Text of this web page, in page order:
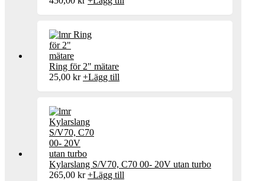
Ring för 2" mätare
25,00 kr +Lägg till
Kylarslang S/V70, C70 00- 20V utan turbo
265,00 kr +Lägg till